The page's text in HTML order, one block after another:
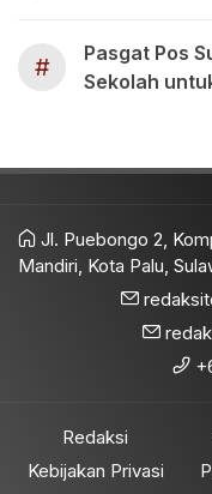
#
Pasgat Pos
Sekolah
Jl. Puebongo 2,
Mandiri, Kota Palu,
Redaksi
Kebijakan Privasi